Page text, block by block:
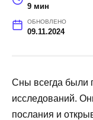
9 мин
ОБНОВЛЕНО
09.11.2024
Сны всегда были
исследований.
послания и